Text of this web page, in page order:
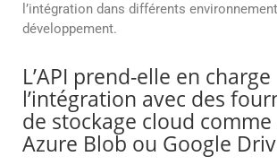
l’intégration dans différents
développement.
L’API prend-elle en charge
l’intégration avec des
de stockage cloud comme
Azure Blob ou Google